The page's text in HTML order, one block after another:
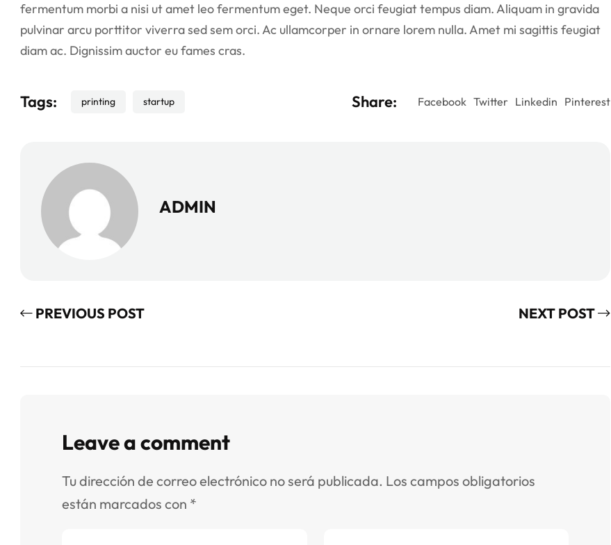
fermentum morbi a nisi ut amet leo fermentum eget. Neque orci feugiat tempus diam. Aliquam in gravida
pulvinar arcu porttitor viverra sed sem orci. Ac ullamcorper in ornare lorem nulla. Amet mi sagittis feugiat
diam ac. Dignissim auctor eu fames cras.
Tags: printing startup Share: Facebook Twitter Linkedin Pinterest
ADMIN
PREVIOUS POST NEXT POST
Leave a comment
Tu dirección de correo electrónico no será publicada. Los campos obligatorios
están marcados con *